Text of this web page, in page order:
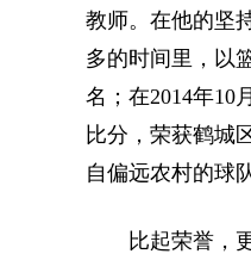
教师。在他的坚
多的时间里，以
名；在2014年10
比分，荣获鹤城
自偏远农村的球队
比起荣誉，更